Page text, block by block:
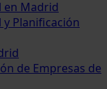
en Madrid
Planificación
de Empresas de